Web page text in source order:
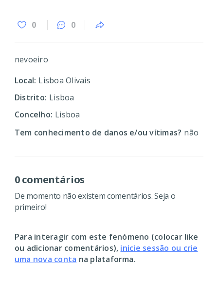
0 0
nevoeiro
Local: Lisboa Olivais
Distrito: Lisboa
Concelho: Lisboa
Tem conhecimento de danos e/ou vítimas? não
0 comentários
De momento não existem comentários. Seja o
primeiro!
Para interagir com este fenómeno (colocar like
ou adicionar comentários), inicie sessão ou crie
uma nova conta na plataforma.